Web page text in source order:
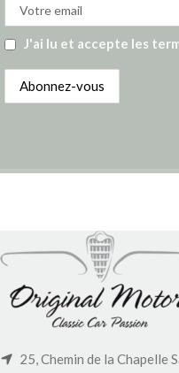
J'ai lu et accepte les
25, Chemin de la Chapelle